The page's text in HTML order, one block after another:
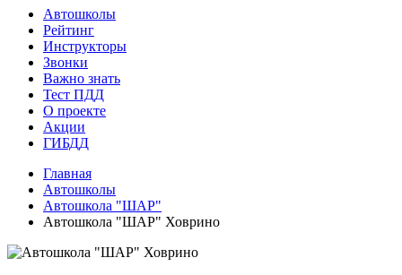
Автошколы
Рейтинг
Инструкторы
Звонки
Важно знать
Тест ПДД
О проекте
Акции
ГИБДД
Главная
Автошколы
Автошкола "ШАР"
Автошкола "ШАР" Ховрино